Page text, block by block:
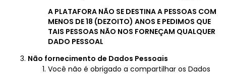
A PLATAFORA NÃO SE DESTINA A PESSOAS COM
MENOS DE 18 (DEZOITO) ANOS E PEDIMOS QUE
TAIS PESSOAS NÃO NOS FORNEÇAM QUALQUER
DADO PESSOAL
Não fornecimento de Dados Pessoais
Você não é obrigado a compartilhar os Dados